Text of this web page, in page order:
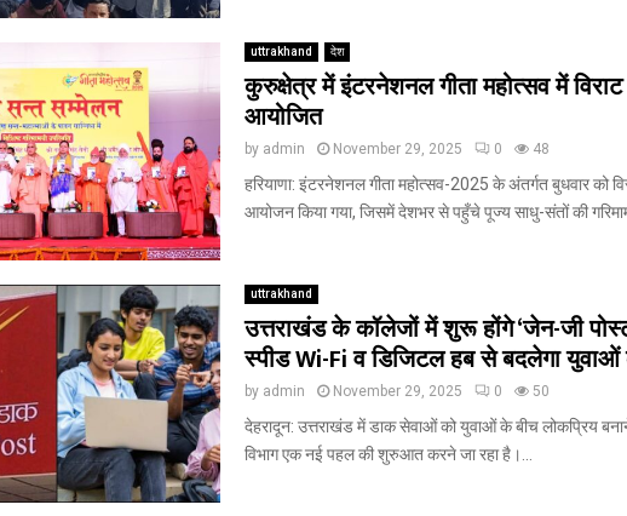
uttrakhand देश
कुरुक्षेत्र में इंटरनेशनल गीता महोत्सव में
आयोजित
by admin November 29, 2025 0 48
हरियाणा: इंटरनेशनल गीता महोत्सव-2025 के अंतर्गत बुधवार को
आयोजन किया गया, जिसमें देशभर से पहुँचे पूज्य साधु-संतों की
uttrakhand
उत्तराखंड के कॉलेजों में शुरू होंगे ‘जेन-जी
स्पीड Wi-Fi व डिजिटल हब से बदलेगा
by admin November 29, 2025 0 50
देहरादून: उत्तराखंड में डाक सेवाओं को युवाओं के बीच लोकप्रिय
विभाग एक नई पहल की शुरुआत करने जा रहा है।...